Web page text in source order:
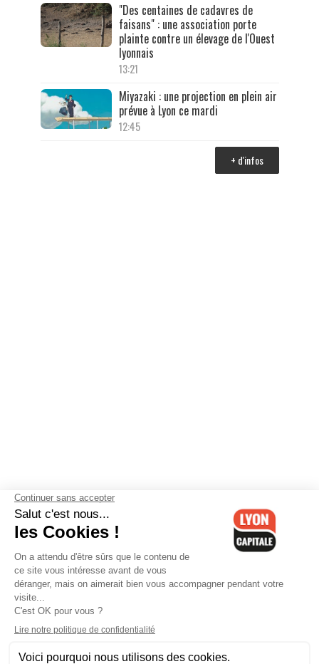
"Des centaines de cadavres de
faisans" : une association porte
plainte contre un élevage de l'Ouest
lyonnais
13:21
Miyazaki : une projection en plein air
prévue à Lyon ce mardi
12:45
+ d'infos